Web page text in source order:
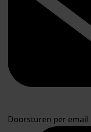
Doorsturen per email